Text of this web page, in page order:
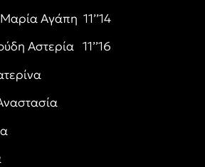
Αγάπη 11’’14
Αστερία 11’’16